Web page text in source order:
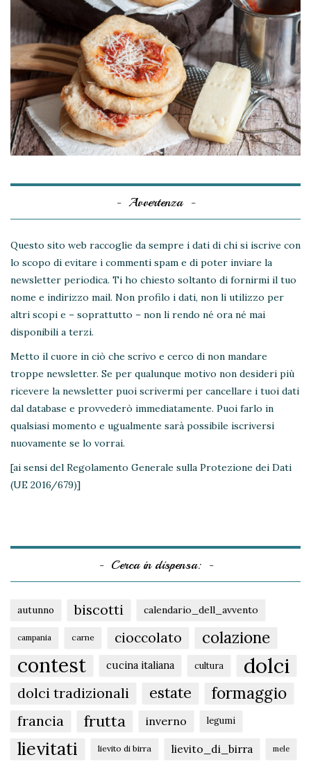
Avvertenza
Questo sito web raccoglie da sempre i dati di chi si iscrive con
lo scopo di evitare i commenti spam e di poter inviare la
newsletter periodica. Ti ho chiesto soltanto di fornirmi il tuo
nome e indirizzo mail. Non profilo i dati, non li utilizzo per
altri scopi e – soprattutto – non li rendo né ora né mai
disponibili a terzi.
Metto il cuore in ciò che scrivo e cerco di non mandare
troppe newsletter. Se per qualunque motivo non desideri più
ricevere la newsletter puoi scrivermi per cancellare i tuoi dati
dal database e provvederò immediatamente. Puoi farlo in
qualsiasi momento e ugualmente sarà possibile iscriversi
nuovamente se lo vorrai.
[ai sensi del Regolamento Generale sulla Protezione dei Dati
(UE 2016/679)]
Cerca in dispensa:
autunno biscotti calendario_dell_avvento
campania carne cioccolato colazione
contest cucina italiana cultura dolci
dolci tradizionali estate formaggio
francia frutta inverno legumi
lievitati lievito di birra lievito_di_birra mele